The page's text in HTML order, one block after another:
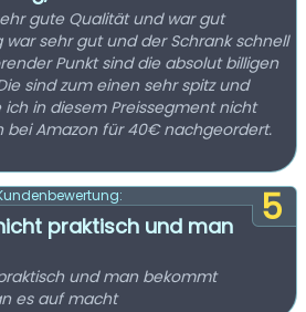
gute Qualität und war gut
war sehr gut und der Schrank schnell
Punkt sind die absolut billigen
sind zum einen sehr spitz und
in diesem Preissegment nicht
bei Amazon für 40€ nachgeordert.
5
praktisch und man
und man bekommt
es auf macht